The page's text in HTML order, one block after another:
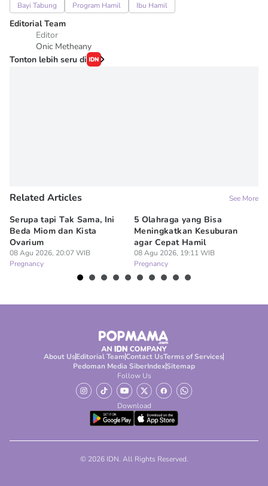
Bayi Tabung Program Hamil Ibu Hamil
Editorial Team
Editor
Onic Metheany
Tonton lebih seru di
Related Articles See More
Serupa tapi Tak Sama, Ini
Beda Miom dan Kista
Ovarium
08 Agu 2026, 20:07 WIB
Pregnancy
5 Olahraga yang Bisa
Meningkatkan Kesuburan
agar Cepat Hamil
08 Agu 2026, 19:11 WIB
Pregnancy
About UsEditorial TeamContact UsTerms of Services
Pedoman Media SiberIndexSitemap
Follow Us
Download
© 2026 IDN. All Rights Reserved.